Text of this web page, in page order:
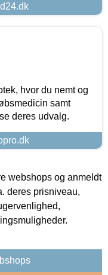
hvor du nemt og
samt
deres udvalg.
webshops og anmeldt
deres prisniveau,